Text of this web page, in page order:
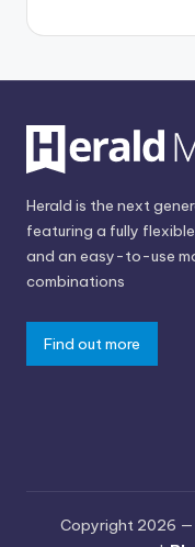
Herald is the next
featuring a fully
and an easy-to-use
combinations
Find out more
Copyright 2026 —